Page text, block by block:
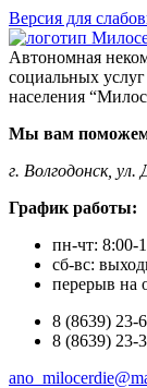
Версия для
Автономная
социальных
населения
Мы вам
г. Волгодонск,
График работы:
пн-чт: 8:00-
сб-вс:
перерыв на
8 (8639) 23-
8 (8639) 23-